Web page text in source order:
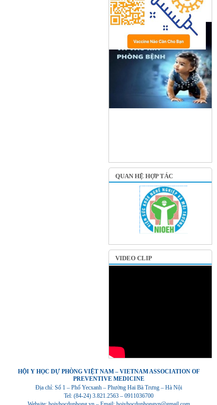
QUAN HỆ HỢP TÁC
VIDEO CLIP
HỘI Y HỌC DỰ PHÒNG VIỆT NAM – VIETNAM ASSOCIATION OF
PREVENTIVE MEDICINE
Địa chỉ: Số 1 – Phố Yecxanh – Phường Hai Bà Trưng – Hà Nội
Tel: (84-24) 3.821.2563 – 0911036700